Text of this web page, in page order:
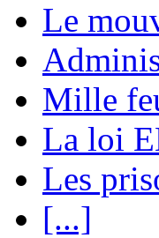
Le
Mille
La loi
Les
[...]